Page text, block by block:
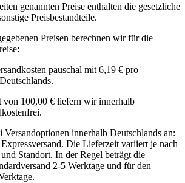
genannten Preise enthalten die gesetzliche
Preisbestandteile.
Preisen berechnen wir für die
pauschal mit 6,19 € pro
von 100,00 € liefern wir innerhalb
innerhalb Deutschlands an:
Die Lieferzeit variiert je nach
Standort. In der Regel beträgt die
2-5 Werktage und für den